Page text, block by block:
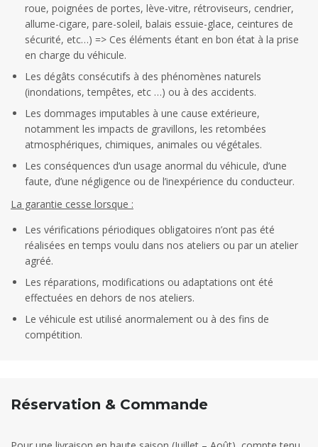
roue, poignées de portes, lève-vitre, rétroviseurs, cendrier,
allume-cigare, pare-soleil, balais essuie-glace, ceintures de
sécurité, etc…) => Ces éléments étant en bon état à la prise
en charge du véhicule.
Les dégâts consécutifs à des phénomènes naturels
(inondations, tempêtes, etc …) ou à des accidents.
Les dommages imputables à une cause extérieure,
notamment les impacts de gravillons, les retombées
atmosphériques, chimiques, animales ou végétales.
Les conséquences d’un usage anormal du véhicule, d’une
faute, d’une négligence ou de l’inexpérience du conducteur.
La garantie cesse lorsque :
Les vérifications périodiques obligatoires n’ont pas été
réalisées en temps voulu dans nos ateliers ou par un atelier
agréé.
Les réparations, modifications ou adaptations ont été
effectuées en dehors de nos ateliers.
Le véhicule est utilisé anormalement ou à des fins de
compétition.
Réservation & Commande